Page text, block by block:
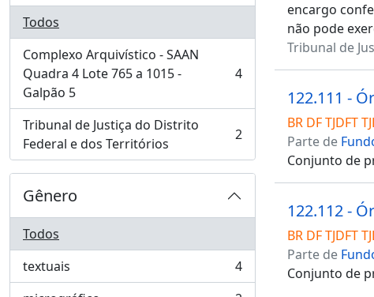
Todos
Complexo Arquivístico - SAAN
Quadra 4 Lote 765 a 1015 -
Galpão 5
, 4 resultados 4
Tribunal de Justiça do Distrito
Federal e dos Territórios
, 2 resultados 2
Gênero
Todos
textuais
, 4 resultados
4
encargo
não pode
Tribunal de
122.111 -
BR DF TJDFT
Parte de
Conjunto de
122.112 -
BR DF TJDFT
Parte de
Conjunto de